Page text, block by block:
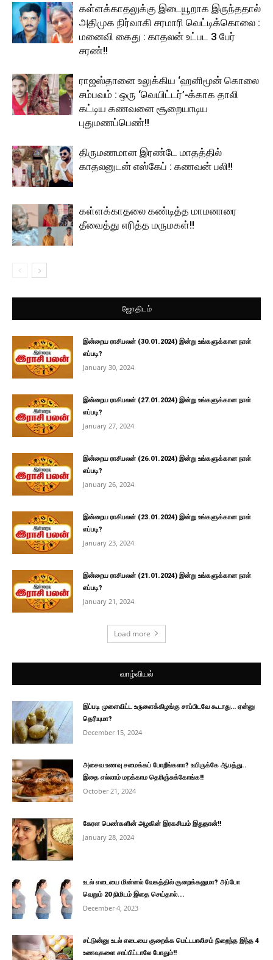
கள்ளக்காதலுக்கு இடையூறாக இருந்ததால்
அதிமுக நிர்வாகி சரமாரி வெட்டிக்கொலை :
மனைவி கைது : காதலன் உட்பட 3 பேர்
சரண்!!
ராஜஸ்தானை உலுக்கிய ‘ஹனிமூன் கொலை
சம்பவம் : ஒரு ‘வெயிட்டர்’-க்காக தாலி
கட்டிய கணவனை சூறையாடிய
புதுமணப்பெண்!!
திருமணமான இரண்டே மாதத்தில்
காதலனுடன் எஸ்கேப் : கணவன் பலி!!
கள்ளக்காதலை கண்டித்த மாமனாரை
தீவைத்து எரித்த மருமகள்!!
ஜோதிடம்
இன்றைய ராசிபலன் (30.01.2024) இன்று உங்களுக்கான நாள்
எப்படி?
January 30, 2024
இன்றைய ராசிபலன் (27.01.2024) இன்று உங்களுக்கான நாள்
எப்படி?
January 27, 2024
இன்றைய ராசிபலன் (26.01.2024) இன்று உங்களுக்கான நாள்
எப்படி?
January 26, 2024
இன்றைய ராசிபலன் (23.01.2024) இன்று உங்களுக்கான நாள்
எப்படி?
January 23, 2024
இன்றைய ராசிபலன் (21.01.2024) இன்று உங்களுக்கான நாள்
எப்படி?
January 21, 2024
Load more
வாழ்வியல்
இப்படி முளைவிட்ட உருளைக்கிழங்கு சாப்பிடவே கூடாது… ஏன்னு
தெரியுமா?
December 15, 2024
அசைவ உணவு சமைக்கப் போறீங்களா? உயிருக்கே ஆபத்து..
இதை எல்லாம் மறக்காம தெரிஞ்சுக்கோங்க!!
October 21, 2024
கேரள பெண்களின் அழகின் இரகசியம் இதுதான்!!
January 28, 2024
உடல் எடையை மின்னல் வேகத்தில் குறைக்கனுமா? அப்போ
வெறும் 20 நிமிடம் இதை செய்தால்...
December 4, 2023
சட்டுன்னு உடல் எடையை குறைக்க மெட்டபாலிசம் நிறைந்த இந்த 4
உணவுகளை சாப்பிட்டாலே போதும்!!